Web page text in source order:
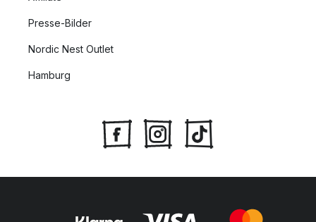
Presse-Bilder
Nordic Nest Outlet
Hamburg